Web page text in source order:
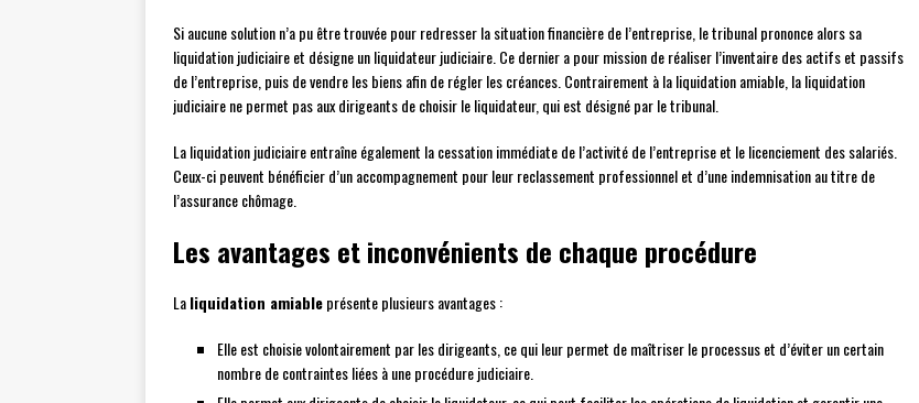
Si aucune solution n’a pu être trouvée pour redresser la situation financière de l’entreprise, le tribunal prononce alors sa
liquidation judiciaire et désigne un liquidateur judiciaire. Ce dernier a pour mission de réaliser l’inventaire des actifs et passifs
de l’entreprise, puis de vendre les biens afin de régler les créances. Contrairement à la liquidation amiable, la liquidation
judiciaire ne permet pas aux dirigeants de choisir le liquidateur, qui est désigné par le tribunal.
La liquidation judiciaire entraîne également la cessation immédiate de l’activité de l’entreprise et le licenciement des salariés.
Ceux-ci peuvent bénéficier d’un accompagnement pour leur reclassement professionnel et d’une indemnisation au titre de
l’assurance chômage.
Les avantages et inconvénients de chaque procédure
Laliquidation amiableprésente plusieurs avantages :
Elle est choisie volontairement par les dirigeants, ce qui leur permet de maîtriser le processus et d’éviter un certain
nombre de contraintes liées à une procédure judiciaire.